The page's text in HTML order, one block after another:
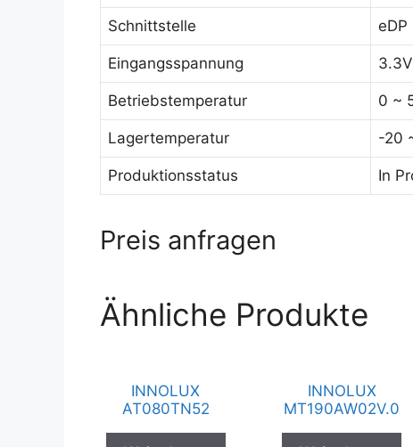
Schnittstelle
Eingangsspannung 3.3V
Betriebstemperatur 0 ~
Lagertemperatur -20
Produktionsstatus In
Preis anfragen
Ähnliche Produkte
INNOLUX
AT080TN52
INNOLUX
MT190AW02V.0